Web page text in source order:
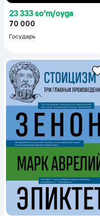
23 333 so'm/oyga
70 000
Государь